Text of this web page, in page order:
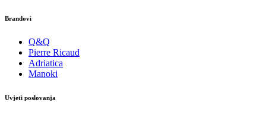
Brandovi
Q&Q
Pierre Ricaud
Adriatica
Manoki
Uvjeti poslovanja